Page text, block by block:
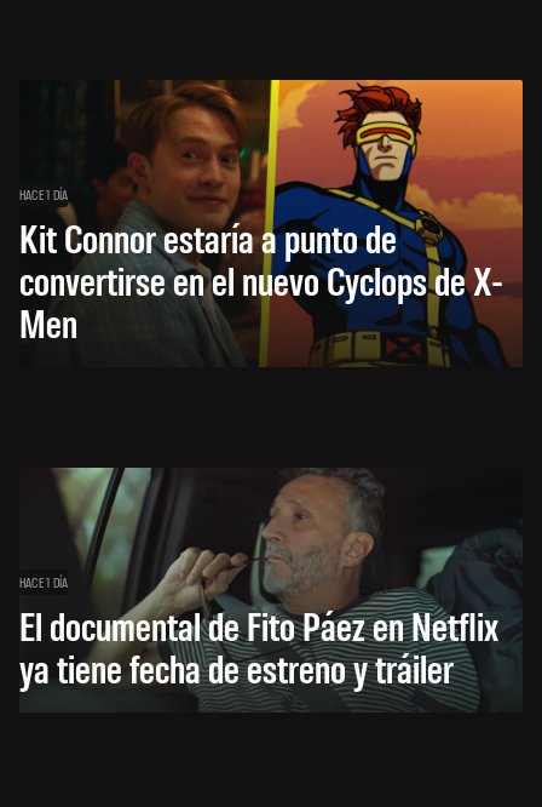
HACE 1 DÍA
Kit Connor estaría a punto de
convertirse en el nuevo Cyclops de X-
Men
HACE 1 DÍA
El documental de Fito Páez en Netflix
ya tiene fecha de estreno y tráiler